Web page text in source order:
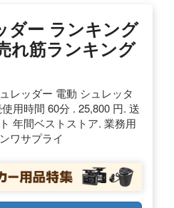
ダー ランキング
れ筋ランキング
レッダー 電動 シュレッタ
用時間 60分 . 25,800 円. 送
年間ベストストア. 業務用
ワサプライ